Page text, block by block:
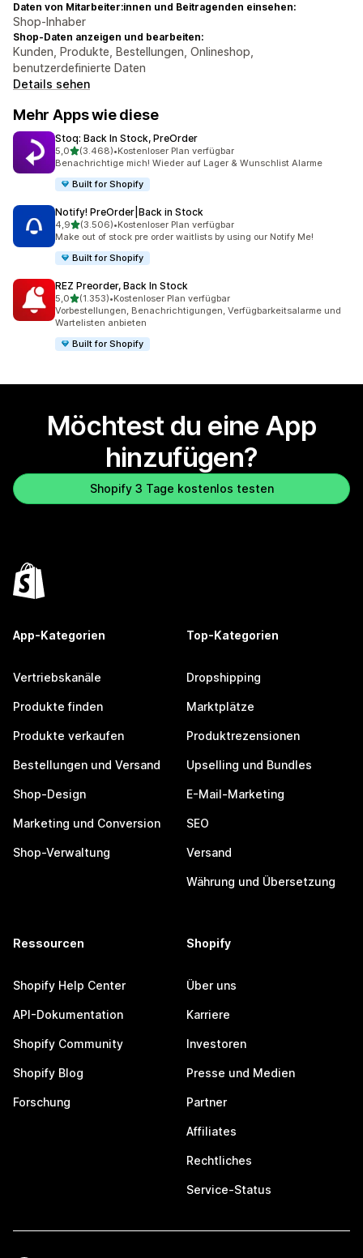
Daten von Mitarbeiter:innen und Beitragenden einsehen:
Shop-Inhaber
Shop-Daten anzeigen und bearbeiten:
Kunden, Produkte, Bestellungen, Onlineshop,
benutzerdefinierte Daten
Details sehen
Mehr Apps wie diese
Stoq: Back In Stock, PreOrder
5,0von 5 Sternen
(3.468)
3468 Rezensionen insgesamt
•Kostenloser Plan verfügbar
Benachrichtige mich! Wieder auf Lager & Wunschlist Alarme
Built for Shopify
Notify! PreOrder|Back in Stock
4,9von 5 Sternen
(3.506)
3506 Rezensionen insgesamt
•Kostenloser Plan verfügbar
Make out of stock pre order waitlists by using our Notify Me!
Built for Shopify
REZ Preorder, Back In Stock
5,0von 5 Sternen
(1.353)
1353 Rezensionen insgesamt
•Kostenloser Plan verfügbar
Vorbestellungen, Benachrichtigungen, Verfügbarkeitsalarme und
Wartelisten anbieten
Built for Shopify
Möchtest du eine App
hinzufügen?
Shopify 3 Tage kostenlos testen
App-Kategorien
Vertriebskanäle
Produkte finden
Produkte verkaufen
Bestellungen und Versand
Shop-Design
Marketing und Conversion
Shop-Verwaltung
Top-Kategorien
Dropshipping
Marktplätze
Produktrezensionen
Upselling und Bundles
E-Mail-Marketing
SEO
Versand
Währung und Übersetzung
Ressourcen
Shopify Help Center
API-Dokumentation
Shopify Community
Shopify Blog
Forschung
Shopify
Über uns
Karriere
Investoren
Presse und Medien
Partner
Affiliates
Rechtliches
Service-Status